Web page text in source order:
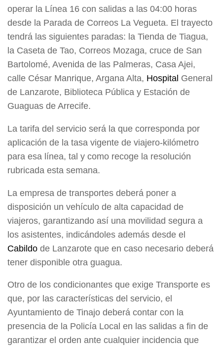
operar la Línea 16 con salidas a las 04:00 horas
desde la Parada de Correos La Vegueta. El trayecto
tendrá las siguientes paradas: la Tienda de Tiagua,
la Caseta de Tao, Correos Mozaga, cruce de San
Bartolomé, Avenida de las Palmeras, Casa Ajei,
calle César Manrique, Argana Alta, Hospital General
de Lanzarote, Biblioteca Pública y Estación de
Guaguas de Arrecife.
La tarifa del servicio será la que corresponda por
aplicación de la tasa vigente de viajero-kilómetro
para esa línea, tal y como recoge la resolución
rubricada esta semana.
La empresa de transportes deberá poner a
disposición un vehículo de alta capacidad de
viajeros, garantizando así una movilidad segura a
los asistentes, indicándoles además desde el
Cabildo de Lanzarote que en caso necesario deberá
tener disponible otra guagua.
Otro de los condicionantes que exige Transporte es
que, por las características del servicio, el
Ayuntamiento de Tinajo deberá contar con la
presencia de la Policía Local en las salidas a fin de
garantizar el orden ante cualquier incidencia que